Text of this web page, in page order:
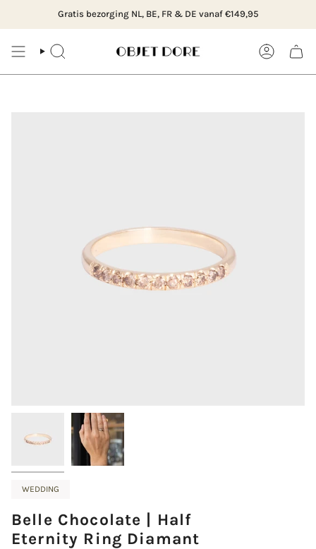
content
Gratis bezorging NL, BE, FR & DE vanaf €149,95
in Rotterdam, Hillegersberg of bestel online
ZOEK ACCOUNT
WEDDING
Belle Chocolate | Half
Eternity Ring Diamant